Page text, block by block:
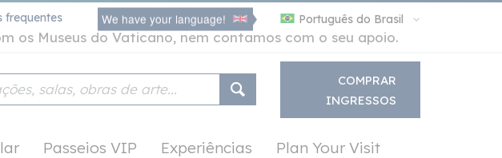
frequentes We have your language! Português do Brasil
os Museus do Vaticano, nem contamos com o seu apoio.
COMPRAR
INGRESSOS
Passeios VIP Experiências Plan Your Visit